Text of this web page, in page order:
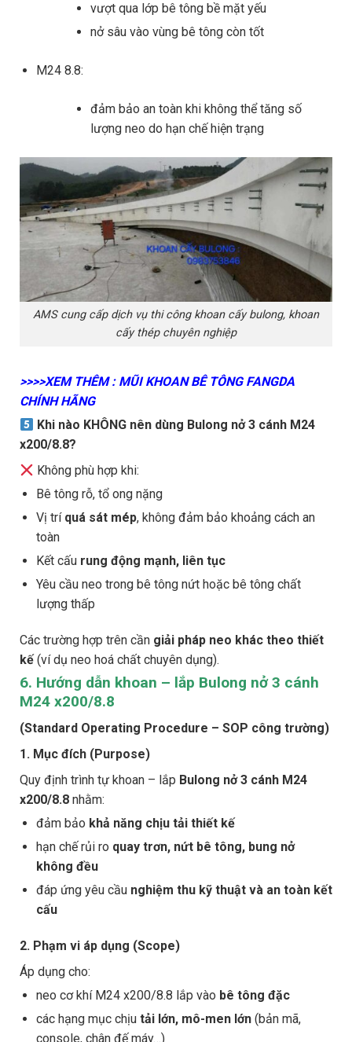
vượt qua lớp bê tông bề mặt yếu
nở sâu vào vùng bê tông còn tốt
M24 8.8:
đảm bảo an toàn khi không thể tăng số
lượng neo do hạn chế hiện trạng
AMS cung cấp dịch vụ thi công khoan cấy bulong, khoan
cấy thép chuyên nghiệp
>>>>XEM THÊM : MŨI KHOAN BÊ TÔNG FANGDA
CHÍNH HÃNG
Khi nào KHÔNG nên dùng Bulong nở 3 cánh M24
x200/8.8?
Không phù hợp khi:
Bê tông rỗ, tổ ong nặng
Vị trí quá sát mép, không đảm bảo khoảng cách an
toàn
Kết cấu rung động mạnh, liên tục
Yêu cầu neo trong bê tông nứt hoặc bê tông chất
lượng thấp
Các trường hợp trên cần giải pháp neo khác theo thiết
kế(ví dụ neo hoá chất chuyên dụng).
6. Hướng dẫn khoan – lắp Bulong nở 3 cánh
M24 x200/8.8
(Standard Operating Procedure – SOP công trường)
1. Mục đích (Purpose)
Quy định trình tự khoan – lắp Bulong nở 3 cánh M24
x200/8.8 nhằm:
đảm bảo khả năng chịu tải thiết kế
hạn chế rủi ro quay trơn, nứt bê tông, bung nở
không đều
đáp ứng yêu cầu nghiệm thu kỹ thuật và an toàn kết
cấu
2. Phạm vi áp dụng (Scope)
Áp dụng cho:
neo cơ khí M24 x200/8.8 lắp vào bê tông đặc
các hạng mục chịu tải lớn, mô-men lớn(bản mã,
console, chân đế máy…)